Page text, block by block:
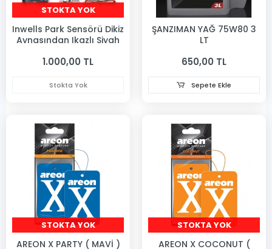
STOKTA YOK
Inwells Park Sensörü Dikiz
Aynasından Ikazlı Siyah
1.000,00 TL
Stokta Yok
ŞANZIMAN YAĞ 75W80 3
LT
650,00 TL
Sepete Ekle
STOKTA YOK
AREON X PARTY ( MAVİ )
STOKTA YOK
AREON X COCONUT (